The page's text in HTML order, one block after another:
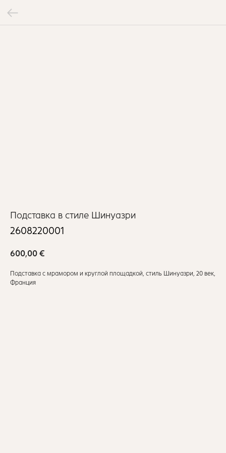
Подставка в стиле Шинуазри
2608220001
600,00 €
Подставка с мрамором и круглой площадкой, стиль Шинуазри, 20 век,
Франция